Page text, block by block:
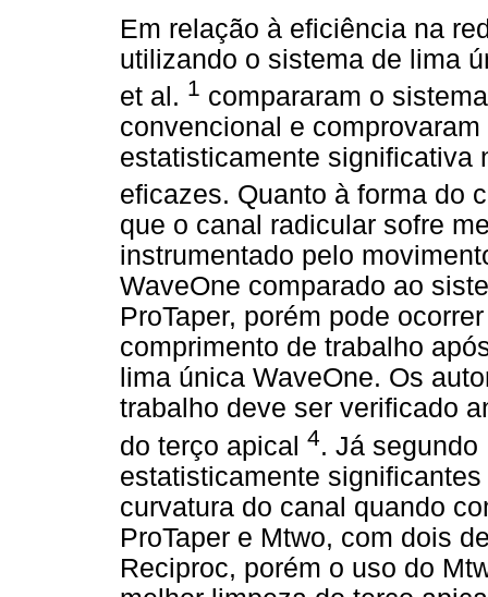
Em relação à eficiência na
utilizando o sistema de lima
et al. 1 compararam o
convencional e
estatisticamente significativa
eficazes. Quanto à forma do
que o canal radicular sofre
instrumentado pelo
WaveOne comparado ao
ProTaper, porém pode
comprimento de trabalho
lima única WaveOne. Os
trabalho deve ser verificado
do terço apical 4. Já
estatisticamente
curvatura do canal quando
ProTaper e Mtwo, com dois
Reciproc, porém o uso do